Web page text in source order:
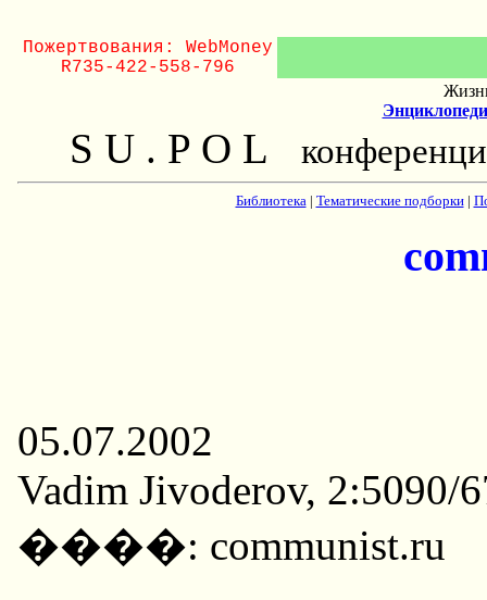
Пожертвования: WebMoney
R735-422-558-796
S U . P O L
Библиотека| Тематические подборки|
05.07.2002
Vadim Jivoderov, 2:5090/
����: communist.ru